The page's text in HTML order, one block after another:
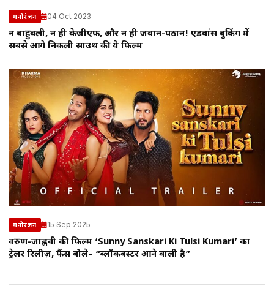
मनोरंजन 04 Oct 2023
न बाहुबली, न ही केजीएफ, और न ही जवान-पठान! एडवांस बुकिंग में
सबसे आगे निकली साउथ की ये फिल्म
मनोरंजन 15 Sep 2025
वरुण-जाह्नवी की फिल्म ‘Sunny Sanskari Ki Tulsi Kumari’ का
ट्रेलर रिलीज़, फैंस बोले– “ब्लॉकबस्टर आने वाली है”